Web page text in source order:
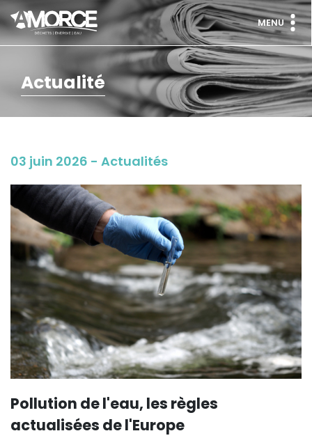
MENU
Actualité
03 juin 2026 - Actualités
Pollution de l'eau, les règles
actualisées de l'Europe